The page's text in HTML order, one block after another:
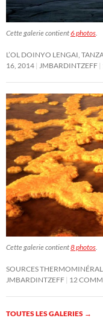
Cette galerie contient6 photos
L’OL DOINYO LENGAI,
16, 2014
JMBARDINTZEFF
Cette galerie contient8 photos
SOURCES
JMBARDINTZEFF 12
TOUTES LES GALERIES →